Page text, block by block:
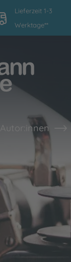
Lieferzeit 1-3
Werktage**
Autor:innen